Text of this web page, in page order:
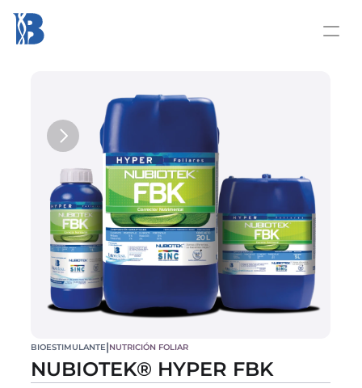
BIOESTIMULANTE|NUTRICIÓN FOLIAR
NUBIOTEK® HYPER FBK